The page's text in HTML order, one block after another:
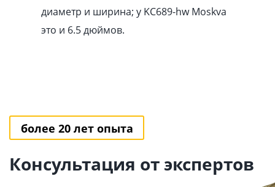
диаметр и ширина; у KC689-hw Moskva
это и 6.5 дюймов.
более 20 лет опыта
Консультация от экспертов